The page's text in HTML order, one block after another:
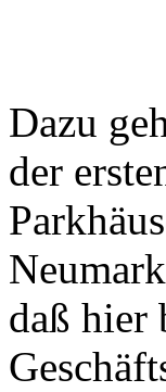
Dazu
der
daß hier